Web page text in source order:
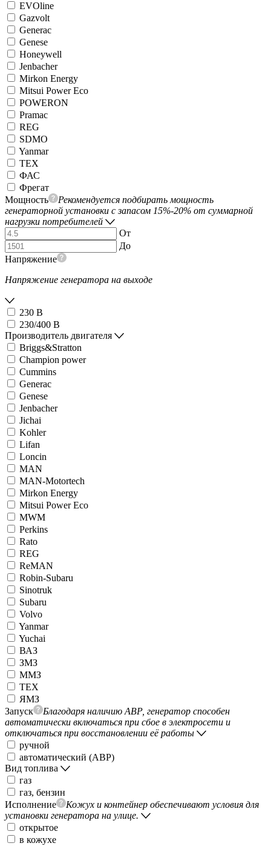
EVOline
Gazvolt
Generac
Genese
Honeywell
Jenbacher
Mirkon Energy
Mitsui Power Eco
POWERON
Pramac
REG
SDMO
Yanmar
ТЕХ
ФАС
Фрегат
Мощность
Рекомендуется подбирать мощность
генераторной установки с запасом 15%-20% от суммарной
нагрузки потребителей
От
До
Напряжение
Напряжение генератора на выходе
230 В
230/400 В
Производитель двигателя
Briggs&Stratton
Champion power
Cummins
Generac
Genese
Jenbacher
Jichai
Kohler
Lifan
Loncin
MAN
MAN-Motortech
Mirkon Energy
Mitsui Power Eco
MWM
Perkins
Rato
REG
ReMAN
Robin-Subaru
Sinotruk
Subaru
Volvo
Yanmar
Yuchai
ВАЗ
ЗМЗ
ММЗ
ТЕХ
ЯМЗ
Запуск
Благодаря наличию АВР, генератор способен
автоматически включаться при сбое в электросети и
отключаться при восстановлении её работы
ручной
автоматический (АВР)
Вид топлива
газ
газ, бензин
Исполнение
Кожух и контейнер обеспечивают условия для
установки генератора на улице.
открытое
в кожухе